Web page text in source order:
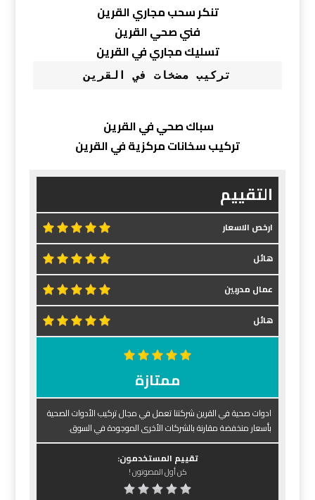
تنكر سحب مجاري القرين
فني صحي القرين
تسليك مجاري في القرين
تركيب مضخات في القرين
سباك صحي في القرين
تركيب سخانات مركزية في القرين
التقييم
ارخص الاسعار
هائل
عمال مدربين
هائل
ممتازة
ادوات صحية في القرين شركتنا تعمل في مجال تركيب الأدوات الصحية
بأسعار منخفضة مقارنة بالشركات الأخرى الموجودة في السوق.
تقييم المستخدمون:
كن أول المصوتون !